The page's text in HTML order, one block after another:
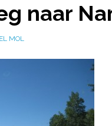
naar
MOL